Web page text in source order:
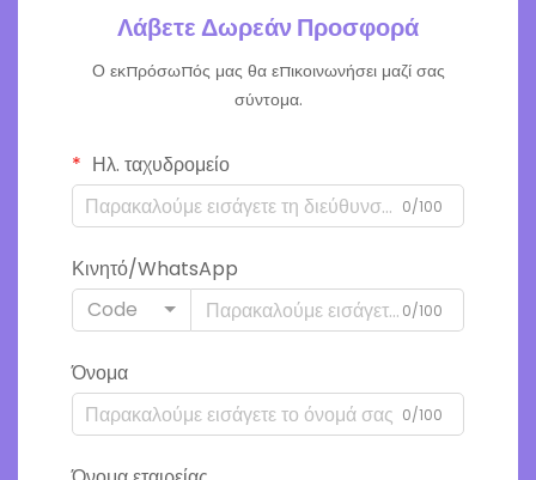
Λάβετε Δωρεάν Προσφορά
Ο εκπρόσωπός μας θα επικοινωνήσει μαζί σας
σύντομα.
Ηλ. ταχυδρομείο
0/100
Κινητό/WhatsApp
Code
0/100
Όνομα
0/100